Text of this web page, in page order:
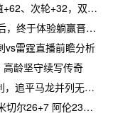
，双数据领跑骑士全队
于体验躺赢晋级滋味
vs雷霆直播前瞻分析
龄坚守续写传奇
并列无冠球员历史第一
梅里尔23分 詹金斯17分